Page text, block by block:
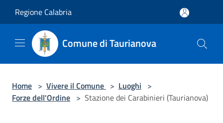
Regione Calabria
Comune di Taurianova
Home > Vivere il Comune > Luoghi >
Forze dell'Ordine > Stazione dei Carabinieri (Taurianova)